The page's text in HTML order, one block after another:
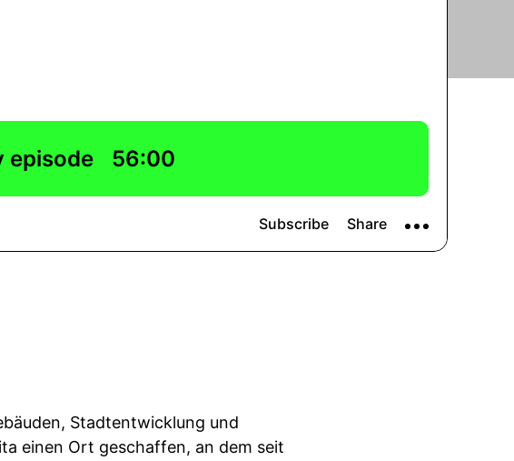
Stadtentwicklung und
einen Ort geschaffen, an dem seit